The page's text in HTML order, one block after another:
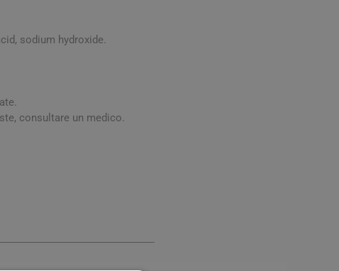
Unghie Occhi e Vista
sodium hydroxide.
consultare un medico.